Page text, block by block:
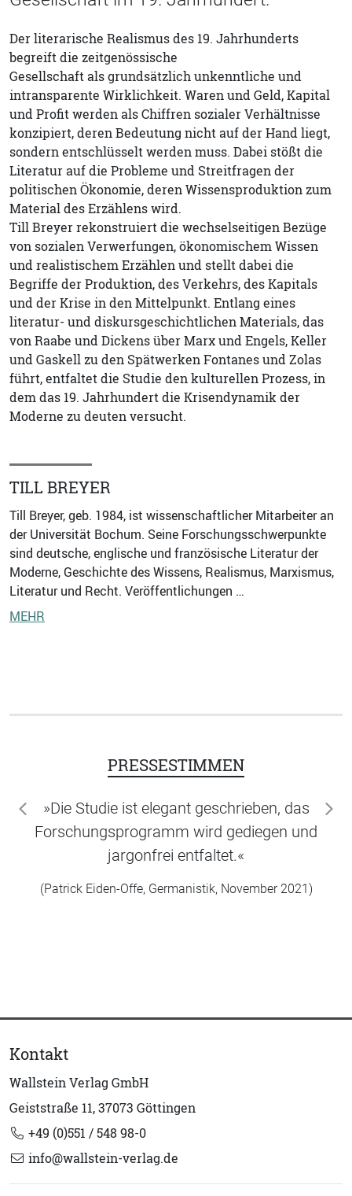
Der literarische Realismus des 19. Jahrhunderts
begreift die zeitgenössische
Gesellschaft als grundsätzlich unkenntliche und
intransparente Wirklichkeit. Waren und Geld, Kapital
und Profit werden als Chiffren sozialer Verhältnisse
konzipiert, deren Bedeutung nicht auf der Hand liegt,
sondern entschlüsselt werden muss. Dabei stößt die
Literatur auf die Probleme und Streitfragen der
politischen Ökonomie, deren Wissensproduktion zum
Material des Erzählens wird.
Till Breyer rekonstruiert die wechselseitigen Bezüge
von sozialen Verwerfungen, ökonomischem Wissen
und realistischem Erzählen und stellt dabei die
Begriffe der Produktion, des Verkehrs, des Kapitals
und der Krise in den Mittelpunkt. Entlang eines
literatur- und diskursgeschichtlichen Materials, das
von Raabe und Dickens über Marx und Engels, Keller
und Gaskell zu den Spätwerken Fontanes und Zolas
führt, entfaltet die Studie den kulturellen Prozess, in
dem das 19. Jahrhundert die Krisendynamik der
Moderne zu deuten versucht.
TILL BREYER
Till Breyer, geb. 1984, ist wissenschaftlicher Mitarbeiter an
der Universität Bochum. Seine Forschungsschwerpunkte
sind deutsche, englische und französische Literatur der
Moderne, Geschichte des Wissens, Realismus, Marxismus,
Literatur und Recht. Veröffentlichungen …
MEHR
PRESSESTIMMEN
»Die Studie ist elegant geschrieben, das
Forschungsprogramm wird gediegen und
jargonfrei entfaltet.«
(Patrick Eiden-Offe, Germanistik, November 2021)
zurück
Kontakt
Wallstein Verlag GmbH
Geiststraße 11, 37073 Göttingen
+49 (0)551 / 548 98-0
info@wallstein-verlag.de